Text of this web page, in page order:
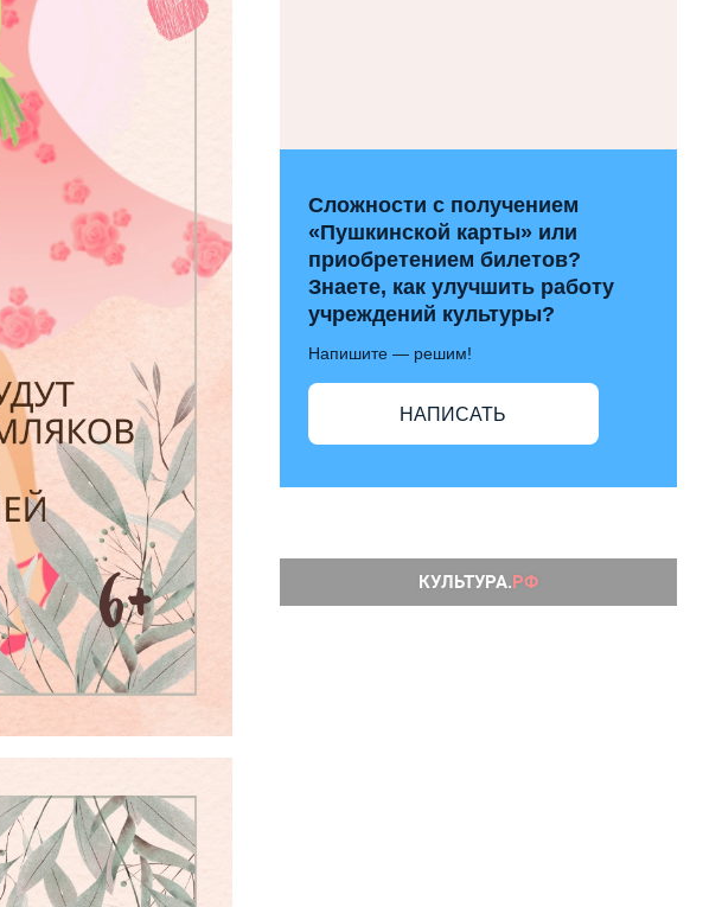
Сложности с получением
«Пушкинской карты» или
приобретением билетов?
Знаете, как улучшить работу
учреждений культуры?
Напишите — решим!
НАПИСАТЬ